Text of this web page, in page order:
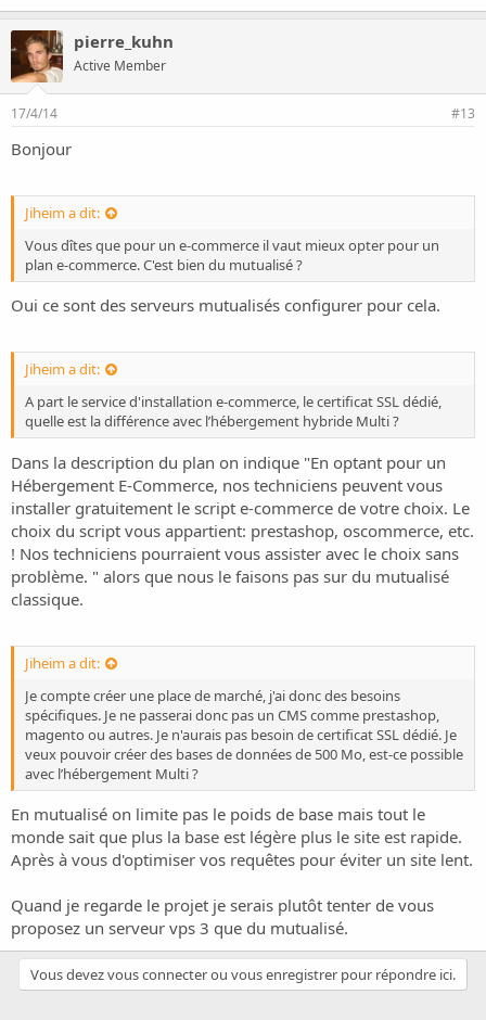
pierre_kuhn
Active Member
17/4/14 #13
Bonjour
Jiheim a dit:
Vous dîtes que pour un e-commerce il vaut mieux opter pour un
plan e-commerce. C'est bien du mutualisé ?
Oui ce sont des serveurs mutualisés configurer pour cela.
Jiheim a dit:
A part le service d'installation e-commerce, le certificat SSL dédié,
quelle est la différence avec l’hébergement hybride Multi ?
Dans la description du plan on indique "En optant pour un
Hébergement E-Commerce, nos techniciens peuvent vous
installer gratuitement le script e-commerce de votre choix. Le
choix du script vous appartient: prestashop, oscommerce, etc.
! Nos techniciens pourraient vous assister avec le choix sans
problème. " alors que nous le faisons pas sur du mutualisé
classique.
Jiheim a dit:
Je compte créer une place de marché, j'ai donc des besoins
spécifiques. Je ne passerai donc pas un CMS comme prestashop,
magento ou autres. Je n'aurais pas besoin de certificat SSL dédié. Je
veux pouvoir créer des bases de données de 500 Mo, est-ce possible
avec l’hébergement Multi ?
En mutualisé on limite pas le poids de base mais tout le
monde sait que plus la base est légère plus le site est rapide.
Après à vous d'optimiser vos requêtes pour éviter un site lent.
Quand je regarde le projet je serais plutôt tenter de vous
proposez un serveur vps 3 que du mutualisé.
Vous devez vous connecter ou vous enregistrer pour répondre ici.